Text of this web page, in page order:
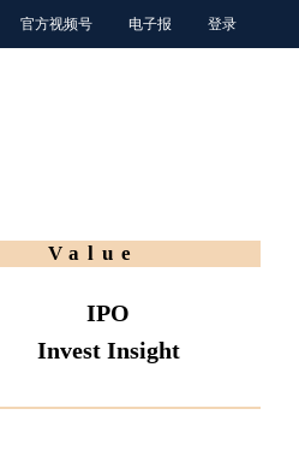
官方视频号 电子报 登录
Value
IPO
Invest Insight